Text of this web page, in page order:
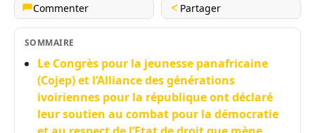
Commenter
Partager
SOMMAIRE
Le Congrès pour la jeunesse panafricaine
(Cojep) et l’Alliance des générations
ivoiriennes pour la république ont déclaré
leur soutien au combat pour la démocratie